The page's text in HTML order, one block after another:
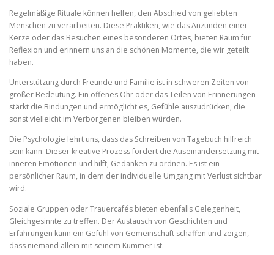
Regelmäßige Rituale können helfen, den Abschied von geliebten
Menschen zu verarbeiten. Diese Praktiken, wie das Anzünden einer
Kerze oder das Besuchen eines besonderen Ortes, bieten Raum für
Reflexion und erinnern uns an die schönen Momente, die wir geteilt
haben.
Unterstützung durch Freunde und Familie ist in schweren Zeiten von
großer Bedeutung. Ein offenes Ohr oder das Teilen von Erinnerungen
stärkt die Bindungen und ermöglicht es, Gefühle auszudrücken, die
sonst vielleicht im Verborgenen bleiben würden.
Die Psychologie lehrt uns, dass das Schreiben von Tagebuch hilfreich
sein kann. Dieser kreative Prozess fördert die Auseinandersetzung mit
inneren Emotionen und hilft, Gedanken zu ordnen. Es ist ein
persönlicher Raum, in dem der individuelle Umgang mit Verlust sichtbar
wird.
Soziale Gruppen oder Trauercafés bieten ebenfalls Gelegenheit,
Gleichgesinnte zu treffen. Der Austausch von Geschichten und
Erfahrungen kann ein Gefühl von Gemeinschaft schaffen und zeigen,
dass niemand allein mit seinem Kummer ist.